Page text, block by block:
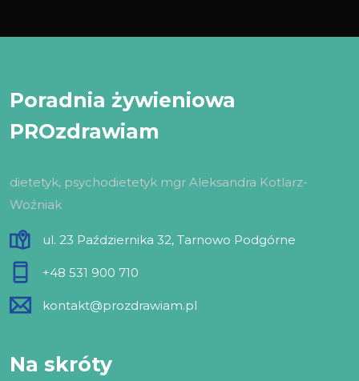
Poradnia żywieniowa
PROzdrawiam
dietetyk, psychodietetyk mgr Aleksandra Kotlarz-
Woźniak
ul. 23 Października 32, Tarnowo Podgórne
+48 531 900 710
kontakt@prozdrawiam.pl
Na skróty